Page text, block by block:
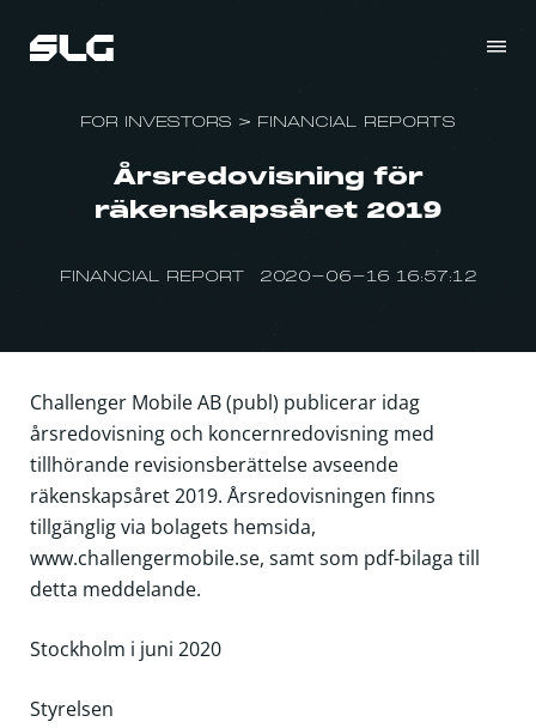
FOR INVESTORS > FINANCIAL REPORTS
Årsredovisning för
räkenskapsåret 2019
FINANCIAL REPORT 2020-06-16 16:57:12
Challenger Mobile AB (publ) publicerar idag
årsredovisning och koncernredovisning med
tillhörande revisionsberättelse avseende
räkenskapsåret 2019. Årsredovisningen finns
tillgänglig via bolagets hemsida,
www.challengermobile.se, samt som pdf-bilaga till
detta meddelande.
Stockholm i juni 2020
Styrelsen